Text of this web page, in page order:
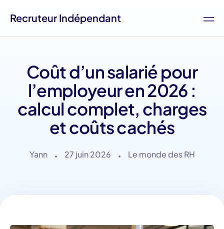
Recruteur Indépendant
Coût d’un salarié pour
l’employeur en 2026 :
calcul complet, charges
et coûts cachés
Yann 27 juin 2026 Le monde des RH